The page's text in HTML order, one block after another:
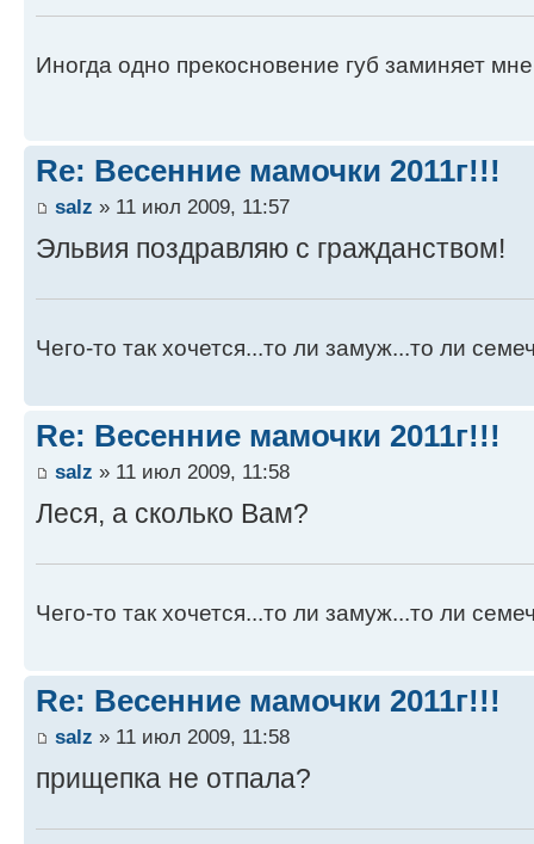
Иногда одно прекосновение губ заминяет
Re: Весенние мамочки 2011г!!!
salz » 11 июл 2009, 11:57
Эльвия поздравляю с гражданством!
Чего-то так хочется...то ли замуж...то ли
Re: Весенние мамочки 2011г!!!
salz » 11 июл 2009, 11:58
Леся, а сколько Вам?
Чего-то так хочется...то ли замуж...то ли
Re: Весенние мамочки 2011г!!!
salz » 11 июл 2009, 11:58
прищепка не отпала?